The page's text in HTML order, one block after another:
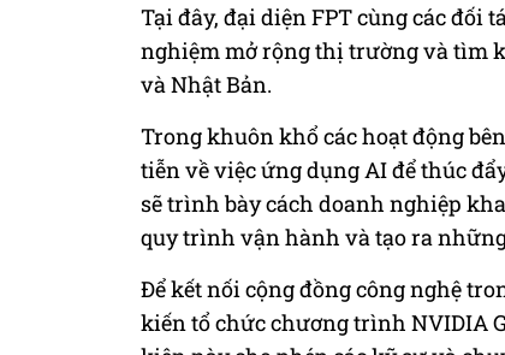
Tại đây, đại diện FPT cùng các đối
nghiệm mở rộng thị trường và tìm
và Nhật Bản.
Trong khuôn khổ các hoạt động
tiễn về việc ứng dụng AI để thúc
sẽ trình bày cách doanh nghiệp
quy trình vận hành và tạo ra
Để kết nối cộng đồng công nghệ
kiến tổ chức chương trình NVIDIA